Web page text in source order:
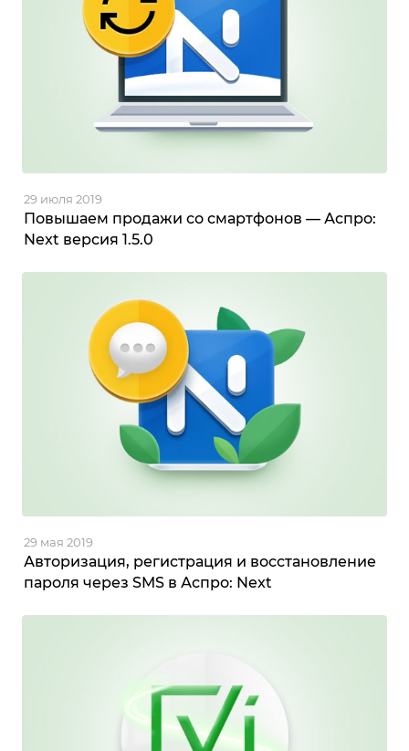
Повышаем продажи со смартфонов — Аспро:
Next версия 1.5.0
29 июля 2019
Авторизация, регистрация и восстановление
пароля через SMS в Аспро: Next
29 мая 2019